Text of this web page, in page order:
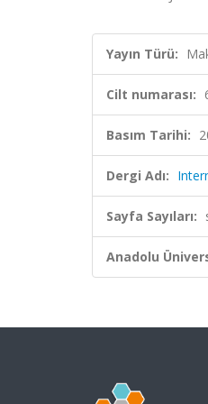
Yayın Türü:
Cilt numarası:
Basım Tarihi:
Dergi Adı:
Sayfa Sayıları:
Anadolu